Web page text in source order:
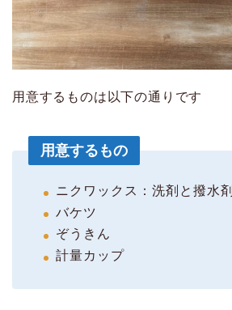
用意するものは以下の通りです
用意するもの
ニクワックス：洗剤と撥水剤
バケツ
ぞうきん
計量カップ